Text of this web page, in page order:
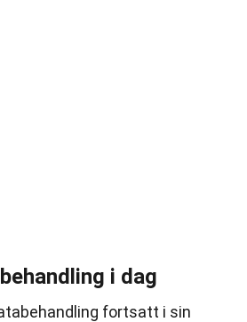
i dag
fortsatt i sin